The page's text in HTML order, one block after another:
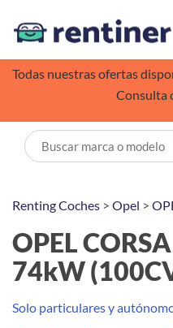
Todas nuestras ofertas
Consulta
Renting Coches > Opel >
OPEL
74kW
Solo particulares y